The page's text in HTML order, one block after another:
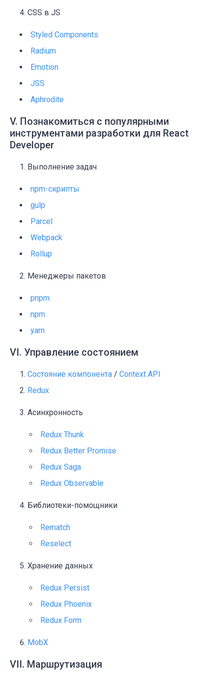
CSS в JS
Styled Components
Radium
Emotion
JSS
Aphrodite
V. Познакомиться с популярными
инструментами разработки для React
Developer
Выполнение задач
npm-скрипты
gulp
Parcel
Webpack
Rollup
Менеджеры пакетов
pnpm
npm
yarn
VI. Управление состоянием
Состояние компонента / Context API
Redux
Асинхронность
Redux Thunk
Redux Better Promise
Redux Saga
Redux Observable
Библиотеки-помощники
Rematch
Reselect
Хранение данных
Redux Persist
Redux Phoenix
Redux Form
MobX
VII. Маршрутизация